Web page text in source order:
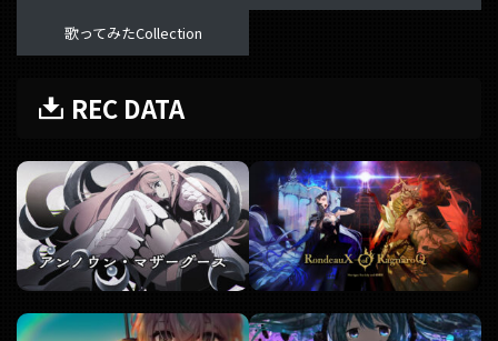
歌ってみたCollection
REC DATA